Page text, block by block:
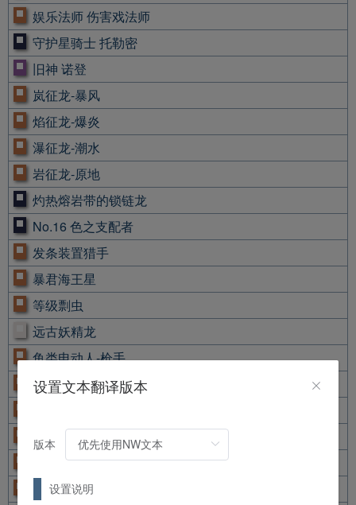
娱乐法师 伤害戏法师
守护星骑士 托勒密
旧神 诺登
岚征龙-暴风
焰征龙-爆炎
瀑征龙-潮水
岩征龙-原地
灼热熔岩带的锁链龙
No.16 色之支配者
发条装置猎手
暴君海王星
等级剽虫
远古妖精龙
鱼类电动人-枪手
凤形曼珠沙华
交换蛙
胜利龙
魔导科学家
设置文本翻译版本
版本
设置说明